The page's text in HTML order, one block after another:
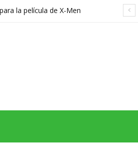
la película de X-Men